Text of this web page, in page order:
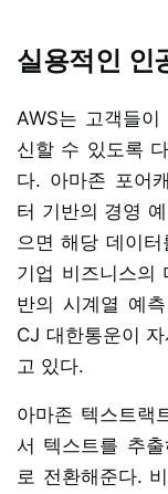
실용적인 인
AWS는 고객들
신할 수 있도록
다. 아마존 포어
터 기반의 경영
으면 해당 데이
기업 비즈니스의
반의 시계열 예
CJ 대한통운이
고 있다.
아마존 텍스트랙
서 텍스트를 추
로 전환해준다.